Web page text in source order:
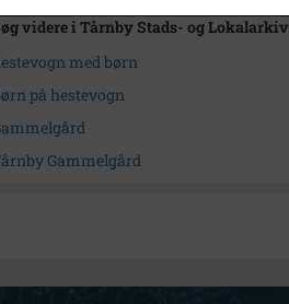
videre i Tårnby Stads- og Lokalarkiv
med børn
på hestevogn
Gammelgård